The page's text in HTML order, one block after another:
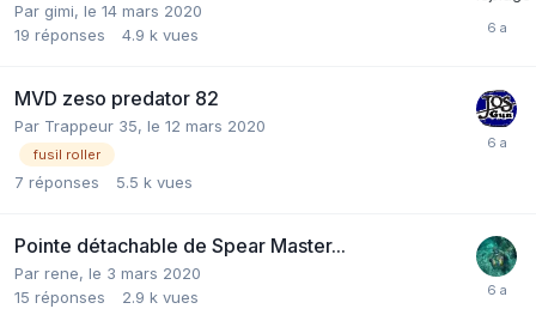
Par gimi, le 14 mars 2020
19 réponses 4.9 k vues
MVD zeso predator 82
Par Trappeur 35, le 12 mars 2020
fusil roller
7 réponses 5.5 k vues
Pointe détachable de Spear Master...
Par rene, le 3 mars 2020
15 réponses 2.9 k vues